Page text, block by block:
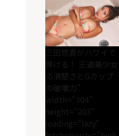
三田悠貴がハワイで
弾ける！ 王道美少女
の清楚さとGカップ
の破壊力"
width="304"
height="203"
loading="lazy"